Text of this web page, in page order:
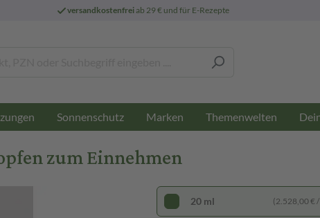
versandkostenfreiab 29 € und für E-Rezepte
Sonnenschutz Marken Themenwelten
zum Einnehmen
20 ml (2.528,00 € /